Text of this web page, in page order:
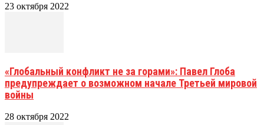
23 октября 2022
«Глобальный конфликт не за горами»: Павел Глоба
предупреждает о возможном начале Третьей мировой
войны
28 октября 2022